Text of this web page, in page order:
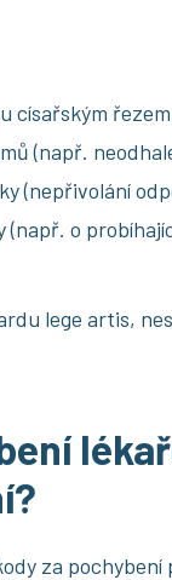
císařským
(např.
(nepřivolání
o
lege artis,
za